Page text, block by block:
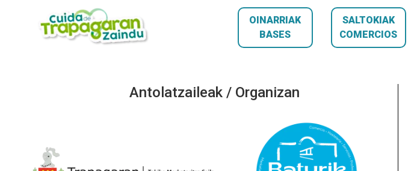
OINARRIAK
BASES
SALTOKIAK
COMERCIOS
Antolatzaileak / Organizan